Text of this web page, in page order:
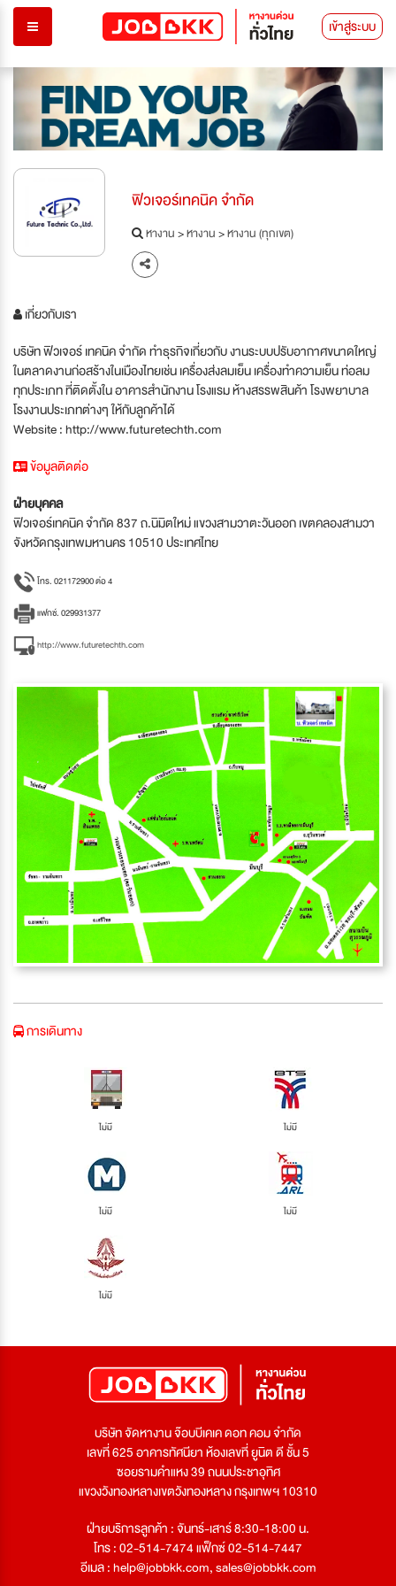
เข้าสู่ระบบ
ฟิวเจอร์เทคนิค จำกัด
หางาน>หางาน>หางาน (ทุกเขต)
เกี่ยวกับเรา
บริษัท ฟิวเจอร์ เทคนิค จำกัด ทำธุรกิจเกี่ยวกับ งานระบบปรับอากาศขนาดใหญ่
ในตลาดงานก่อสร้างในเมืองไทยเช่น เครื่องส่งลมเย็น เครื่องทำความเย็น ท่อลม
ทุกประเภท ที่ติดตั้งใน อาคารสำนักงาน โรงแรม ห้างสรรพสินค้า โรงพยาบาล
โรงงานประเภทต่างๆ ให้กับลูกค้าได้
Website : http://www.futuretechth.com
ข้อมูลติดต่อ
ฝ่ายบุคคล
ฟิวเจอร์เทคนิค จำกัด 837 ถ.นิมิตใหม่ แขวงสามวาตะวันออก เขตคลองสามวา
จังหวัดกรุงเทพมหานคร 10510 ประเทศไทย
โทร. 021172900 ต่อ 4
แฟกซ์. 029931377
http://www.futuretechth.com
การเดินทาง
ไม่มี ไม่มี
ไม่มี ไม่มี
ไม่มี
บริษัท จัดหางาน จ๊อบบีเคเค ดอท คอม จำกัด
เลขที่ 625 อาคารทัศนียา ห้องเลขที่ ยูนิต ดี ชั้น 5
ซอยรามคำแหง 39 ถนนประชาอุทิศ
แขวงวังทองหลางเขตวังทองหลาง กรุงเทพฯ 10310
ฝ่ายบริการลูกค้า : จันทร์-เสาร์ 8:30-18:00 น.
โทร : 02-514-7474 แฟ็กซ์ 02-514-7447
อีเมล :help@jobbkk.com,sales@jobbkk.com